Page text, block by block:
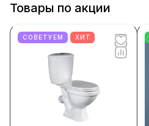
Товары по акции
СОВЕТУЕМ ХИТ